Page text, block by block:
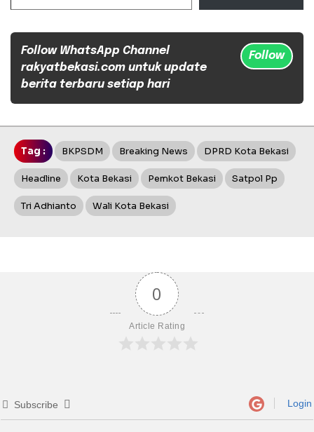
Follow WhatsApp Channel
rakyatbekasi.com untuk update
berita terbaru setiap hari
Follow
Tag : BKPSDM Breaking News DPRD Kota Bekasi
Headline Kota Bekasi Pemkot Bekasi Satpol Pp
Tri Adhianto Wali Kota Bekasi
0
Article Rating
Subscribe Login